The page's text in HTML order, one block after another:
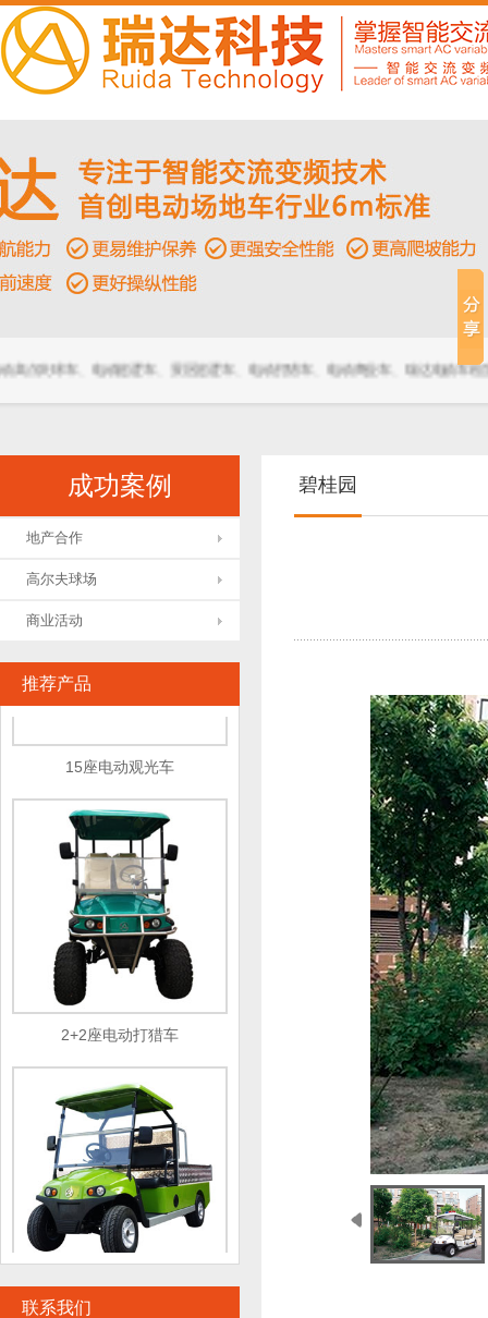
尔夫球车、电动巡逻车、景区巡逻车、电动打猎车、电动商业车、瑞达电动车租
成功案例
地产合作
高尔夫球场
商业活动
推荐产品
2+2座电动高尔夫球车
6座高尔夫球车
2座电动采茶车
联系我们
碧桂园